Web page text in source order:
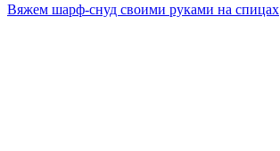
Вяжем шарф-снуд своими руками на спицах